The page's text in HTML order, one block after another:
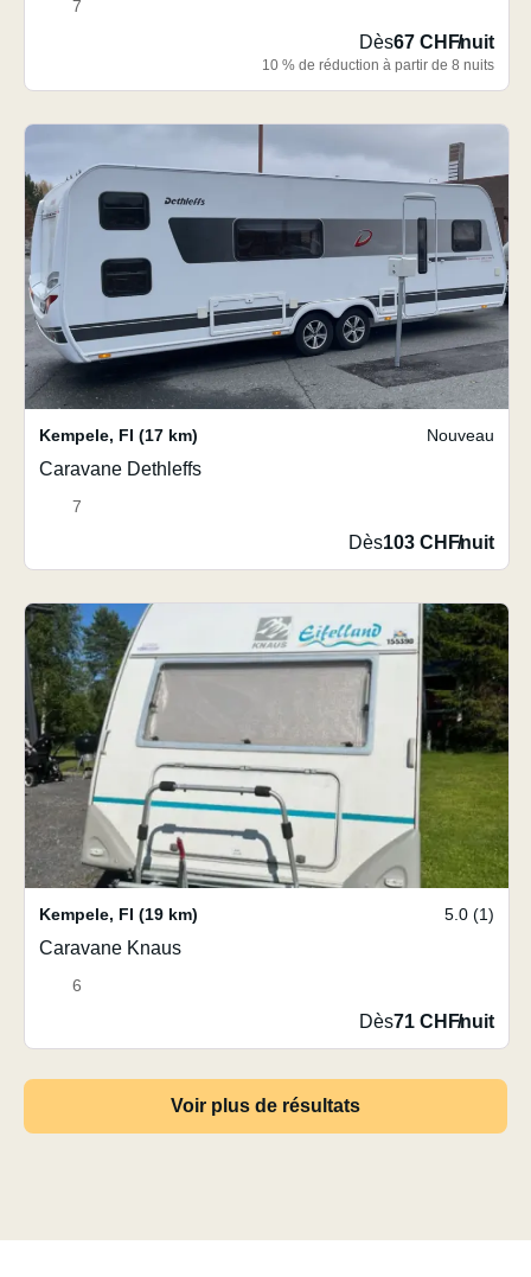
7
Dès67 CHF/nuit
10 % de réduction à partir de 8 nuits
Kempele, FI (17 km) Nouveau
Caravane Dethleffs
7
Dès103 CHF/nuit
Kempele, FI (19 km) 5.0 (1)
Caravane Knaus
6
Dès71 CHF/nuit
Voir plus de résultats